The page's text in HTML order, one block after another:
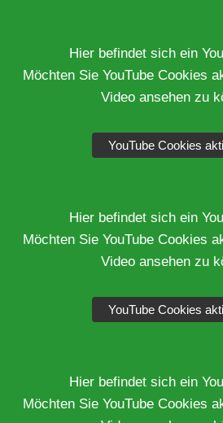
Hier befindet sich ein
Möchten Sie YouTube Cookies
Video ansehen zu
YouTube Cookies
Hier befindet sich ein
Möchten Sie YouTube Cookies
Video ansehen zu
YouTube Cookies
Hier befindet sich ein
Möchten Sie YouTube Cookies